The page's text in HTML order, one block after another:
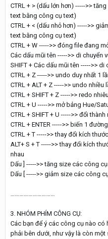
CTRL + > (dấu lớn hơn) ----->>
text bằng công cụ text)
CTRL + < (dấu nhỏ hơn) ----->>
text bằng công cụ text)
CTRL + W ----->> đóng file đang
Các dấu mũi tên ----->> di chuyển
SHIFT + Các dấu mũi tên ----->>
CTRL + Z ----->> undo duy nhất 1
CTRL + ALT + Z ----->> undo nhiều
CTRL + SHIFT + Z ----->> redo
CTRL + U ----->> mở bảng Hue/
CTRL + SHIFT + U ----->> đổi
CTRL + ENTER ----->> biến 1
CTRL + T ----->> thay đổi kích
ALT+ S + T ----->> thay đổi kích
nhau
Dấu ] ----->> tăng size các công
Dấu [ ----->> giảm size các công
…………………………
3. NHÓM PHÍM CÔNG CỤ:
Các bạn để ý các công cụ nào
phải bên dưới, như vậy là còn